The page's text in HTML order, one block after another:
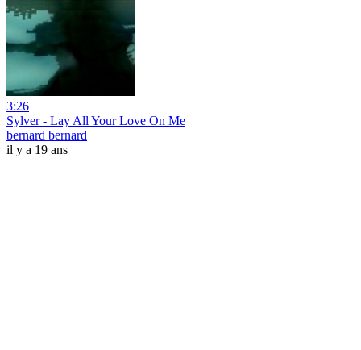
3:26
Sylver - Lay All Your Love On Me
bernard bernard
il y a 19 ans